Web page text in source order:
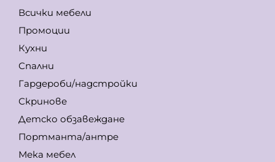
Всички мебели
Промоции
Кухни
Спални
Гардероби/надстройки
Скринове
Детско обзавеждане
Портманта/антре
Мека мебел